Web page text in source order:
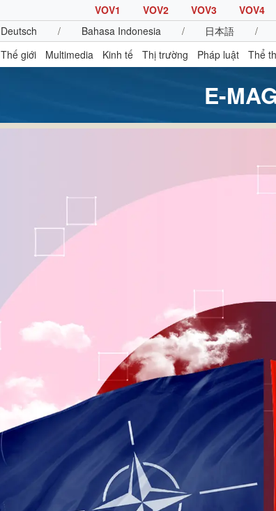
VOV1 VOV2 VOV3 VOV4
Deutsch / Bahasa Indonesia / 日本語 /
Thế giới Multimedia Kinh tế Thị trường Pháp luật Thể
E-
Cuộc sống đó đây
Hồ sơ
Quân sự - Quốc phòng
Vũ khí
Việt Nam
Phân tích
Lịch thi đấu bóng đá
Thế giới thể thao
eSports
Hậu trường
Nhà đẹp
Tình yêu - Gia đình
Văn hóa
Sân khấu - Điện ảnh
Văn học
Âm nhạc
Di sản